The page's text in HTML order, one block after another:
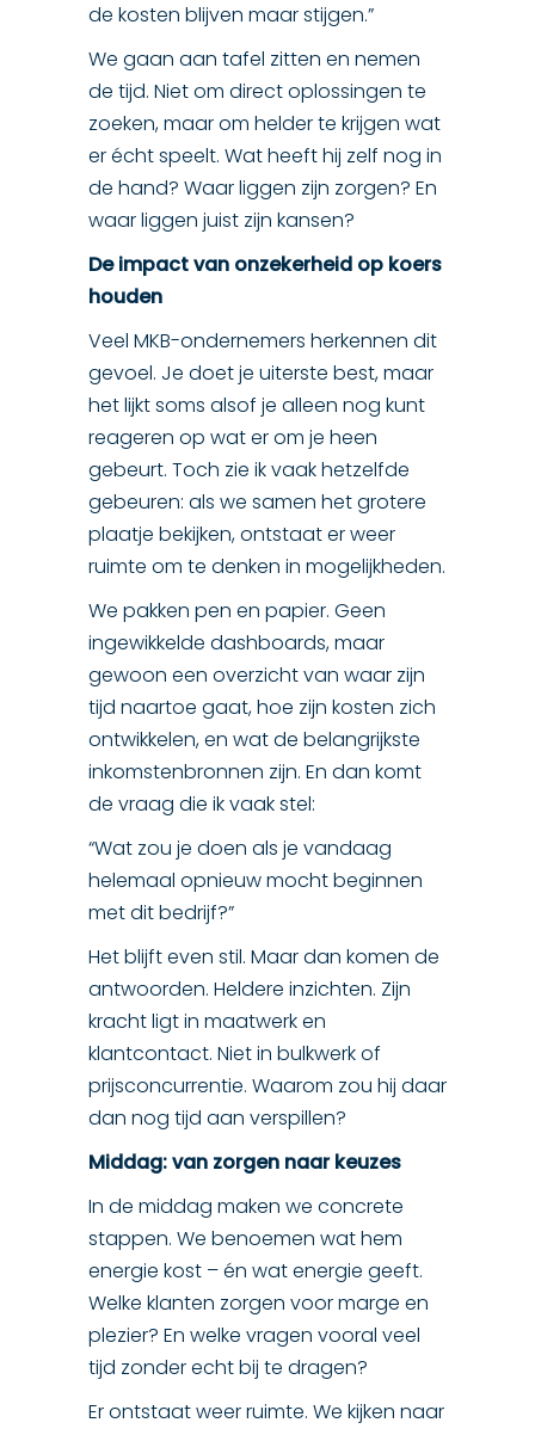
de kosten blijven maar stijgen.”
We gaan aan tafel zitten en nemen
de tijd. Niet om direct oplossingen te
zoeken, maar om helder te krijgen wat
er écht speelt. Wat heeft hij zelf nog in
de hand? Waar liggen zijn zorgen? En
waar liggen juist zijn kansen?
De impact van onzekerheid op koers
houden
Veel MKB-ondernemers herkennen dit
gevoel. Je doet je uiterste best, maar
het lijkt soms alsof je alleen nog kunt
reageren op wat er om je heen
gebeurt. Toch zie ik vaak hetzelfde
gebeuren: als we samen het grotere
plaatje bekijken, ontstaat er weer
ruimte om te denken in mogelijkheden.
We pakken pen en papier. Geen
ingewikkelde dashboards, maar
gewoon een overzicht van waar zijn
tijd naartoe gaat, hoe zijn kosten zich
ontwikkelen, en wat de belangrijkste
inkomstenbronnen zijn. En dan komt
de vraag die ik vaak stel:
“Wat zou je doen als je vandaag
helemaal opnieuw mocht beginnen
met dit bedrijf?”
Het blijft even stil. Maar dan komen de
antwoorden. Heldere inzichten. Zijn
kracht ligt in maatwerk en
klantcontact. Niet in bulkwerk of
prijsconcurrentie. Waarom zou hij daar
dan nog tijd aan verspillen?
Middag: van zorgen naar keuzes
In de middag maken we concrete
stappen. We benoemen wat hem
energie kost – én wat energie geeft.
Welke klanten zorgen voor marge en
plezier? En welke vragen vooral veel
tijd zonder echt bij te dragen?
Er ontstaat weer ruimte. We kijken naar